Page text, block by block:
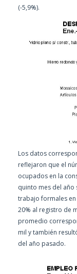
(-5,9%).
Los datos
reflejaron que el
ocupados en la
quinto mes del año
trabajo formales en
20% al registro de
promedio
mil y también
del año pasado.